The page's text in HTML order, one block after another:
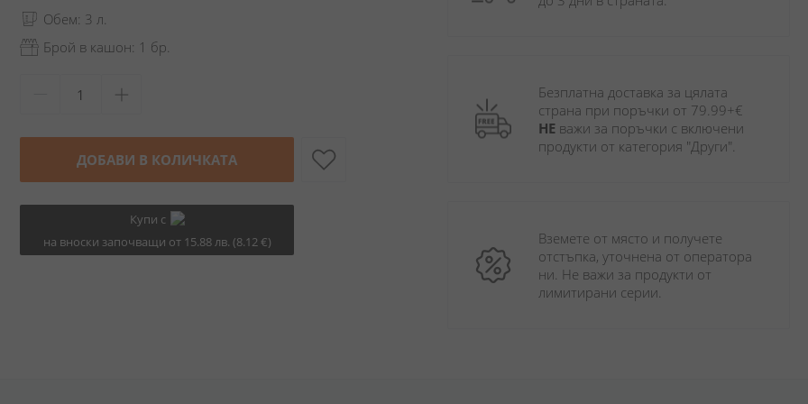
Обем: 3 л.
Брой в кашон: 1 бр.
ДОБАВИ В КОЛИЧКАТА
Купи с
на вноски започващи от 15.88 лв. (8.12 €)
Безплатна доставка за цялата
НЕ важи за поръчки с включени
продукти от категория "Други".
Вземете от място и получете
отстъпка, уточнена от оператора
ни. Не важи за продукти от
лимитирани серии.